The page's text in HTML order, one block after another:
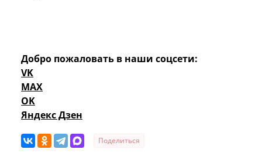
Добро пожаловать в наши соцсети:
VK
MAX
OK
Яндекс Дзен
Поделиться